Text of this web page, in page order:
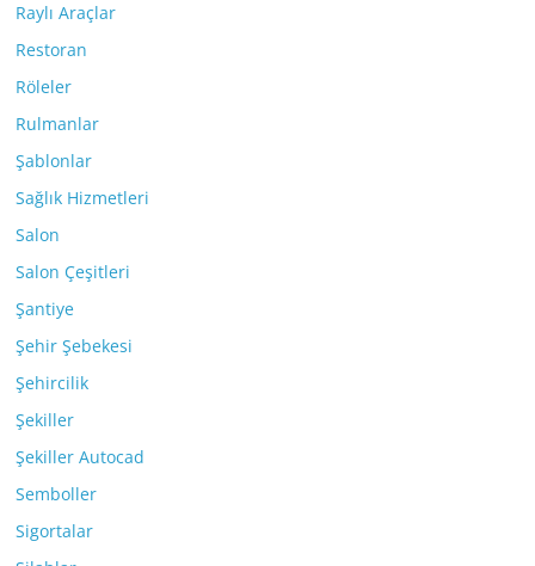
Raylı Araçlar
Restoran
Röleler
Rulmanlar
Şablonlar
Sağlık Hizmetleri
Salon
Salon Çeşitleri
Şantiye
Şehir Şebekesi
Şehircilik
Şekiller
Şekiller Autocad
Semboller
Sigortalar